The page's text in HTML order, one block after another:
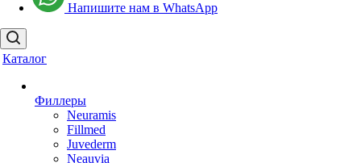
Напишите нам в WhatsApp
Каталог
Филлеры
Neuramis
Fillmed
Juvederm
Neauvia